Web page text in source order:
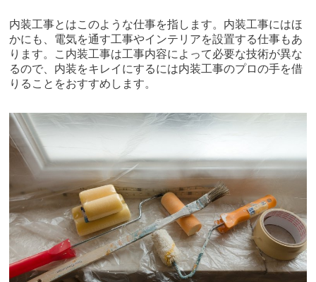
内装工事とはこのような仕事を指します。内装工事にはほ
かにも、電気を通す工事やインテリアを設置する仕事もあ
ります。こ内装工事は工事内容によって必要な技術が異な
るので、内装をキレイにするには内装工事のプロの手を借
りることをおすすめします。